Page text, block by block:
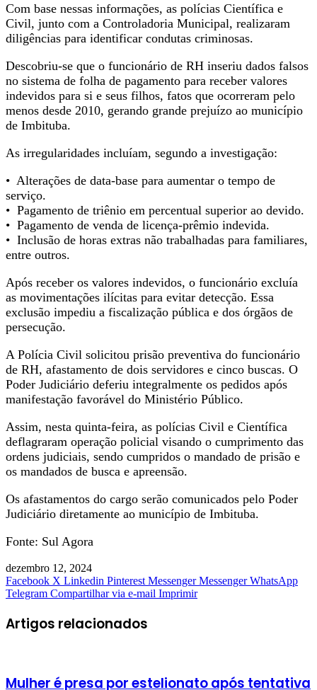
Com base nessas informações, as polícias Científica e
Civil, junto com a Controladoria Municipal, realizaram
diligências para identificar condutas criminosas.
Descobriu-se que o funcionário de RH inseriu dados falsos
no sistema de folha de pagamento para receber valores
indevidos para si e seus filhos, fatos que ocorreram pelo
menos desde 2010, gerando grande prejuízo ao município
de Imbituba.
As irregularidades incluíam, segundo a investigação:
•⁠ ⁠Alterações de data-base para aumentar o tempo de
serviço.
•⁠ ⁠Pagamento de triênio em percentual superior ao devido.
•⁠ ⁠Pagamento de venda de licença-prêmio indevida.
•⁠ ⁠Inclusão de horas extras não trabalhadas para familiares,
entre outros.
Após receber os valores indevidos, o funcionário excluía
as movimentações ilícitas para evitar detecção. Essa
exclusão impediu a fiscalização pública e dos órgãos de
persecução.
A Polícia Civil solicitou prisão preventiva do funcionário
de RH, afastamento de dois servidores e cinco buscas. O
Poder Judiciário deferiu integralmente os pedidos após
manifestação favorável do Ministério Público.
Assim, nesta quinta-feira, as polícias Civil e Científica
deflagraram operação policial visando o cumprimento das
ordens judiciais, sendo cumpridos o mandado de prisão e
os mandados de busca e apreensão.
Os afastamentos do cargo serão comunicados pelo Poder
Judiciário diretamente ao município de Imbituba.
Fonte: Sul Agora
dezembro 12, 2024
Facebook X Linkedin Pinterest Messenger Messenger WhatsApp
Telegram Compartilhar via e-mail Imprimir
Artigos relacionados
Mulher é presa por estelionato após tentativa